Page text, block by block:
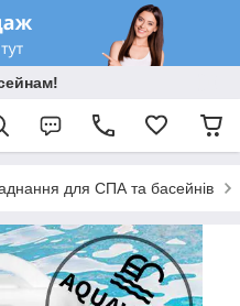
для СПА та басейнів